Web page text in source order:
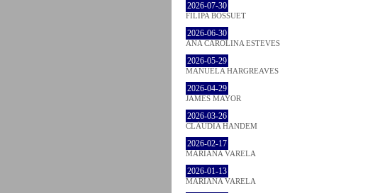
2026-07-30
FILIPA BOSSUET
2026-06-30
ANA CAROLINA ESTEVES
2026-05-29
MANUELA HARGREAVES
2026-04-29
JAMES MAYOR
2026-03-26
CLÁUDIA HANDEM
2026-02-17
MARIANA VARELA
2026-01-13
MARIANA VARELA